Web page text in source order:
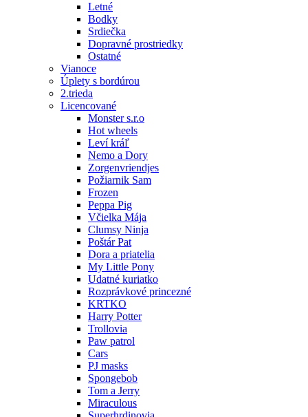
Letné
Bodky
Srdiečka
Dopravné prostriedky
Ostatné
Vianoce
Úplety s bordúrou
2.trieda
Licencované
Monster s.r.o
Hot wheels
Leví kráľ
Nemo a Dory
Zorgenvriendjes
Požiarnik Sam
Frozen
Peppa Pig
Včielka Mája
Clumsy Ninja
Poštár Pat
Dora a priatelia
My Little Pony
Udatné kuriatko
Rozprávkové princezné
KRTKO
Harry Potter
Trollovia
Paw patrol
Cars
PJ masks
Spongebob
Tom a Jerry
Miraculous